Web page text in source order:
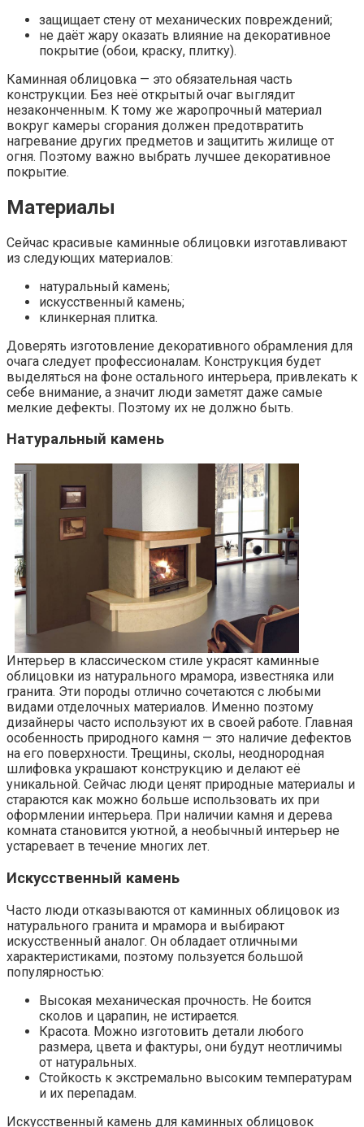
защищает стену от механических повреждений;
не даёт жару оказать влияние на декоративное
покрытие (обои, краску, плитку).
Каминная облицовка — это обязательная часть
конструкции. Без неё открытый очаг выглядит
незаконченным. К тому же жаропрочный материал
вокруг камеры сгорания должен предотвратить
нагревание других предметов и защитить жилище от
огня. Поэтому важно выбрать лучшее декоративное
покрытие.
Материалы
Сейчас красивые каминные облицовки изготавливают
из следующих материалов:
натуральный камень;
искусственный камень;
клинкерная плитка.
Доверять изготовление декоративного обрамления для
очага следует профессионалам. Конструкция будет
выделяться на фоне остального интерьера, привлекать к
себе внимание, а значит люди заметят даже самые
мелкие дефекты. Поэтому их не должно быть.
Натуральный камень
Интерьер в классическом стиле украсят каминные
облицовки из натурального мрамора, известняка или
гранита. Эти породы отлично сочетаются с любыми
видами отделочных материалов. Именно поэтому
дизайнеры часто используют их в своей работе. Главная
особенность природного камня — это наличие дефектов
на его поверхности. Трещины, сколы, неоднородная
шлифовка украшают конструкцию и делают её
уникальной. Сейчас люди ценят природные материалы и
стараются как можно больше использовать их при
оформлении интерьера. При наличии камня и дерева
комната становится уютной, а необычный интерьер не
устаревает в течение многих лет.
Искусственный камень
Часто люди отказываются от каминных облицовок из
натурального гранита и мрамора и выбирают
искусственный аналог. Он обладает отличными
характеристиками, поэтому пользуется большой
популярностью:
Высокая механическая прочность. Не боится
сколов и царапин, не истирается.
Красота. Можно изготовить детали любого
размера, цвета и фактуры, они будут неотличимы
от натуральных.
Стойкость к экстремально высоким температурам
и их перепадам.
Искусственный камень для каминных облицовок